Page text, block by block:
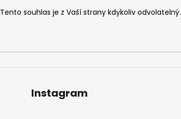
Tento souhlas je z Vaší strany kdykoliv odvolatelný.
Instagram